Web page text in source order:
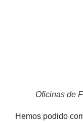
Oficinas de
Hemos podido